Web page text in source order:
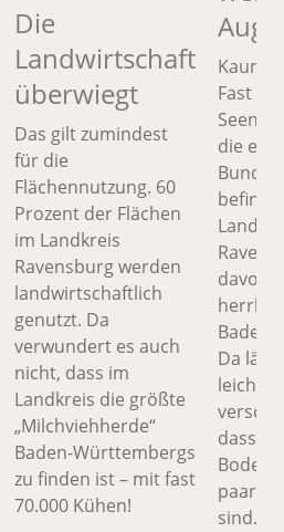
Die
Landwirtschaft
überwiegt
Das gilt zumindest
für die
Flächennutzung. 60
Prozent der Flächen
im Landkreis
Ravensburg werden
landwirtschaftlich
genutzt. Da
verwundert es auch
nicht, dass im
Landkreis die größte
„Milchviehherde“
Baden-Württembergs
zu finden ist – mit fast
70.000 Kühen!
Kaum
Fast
Seen
die es
davon
Da
leicht
dass
paar
sind.